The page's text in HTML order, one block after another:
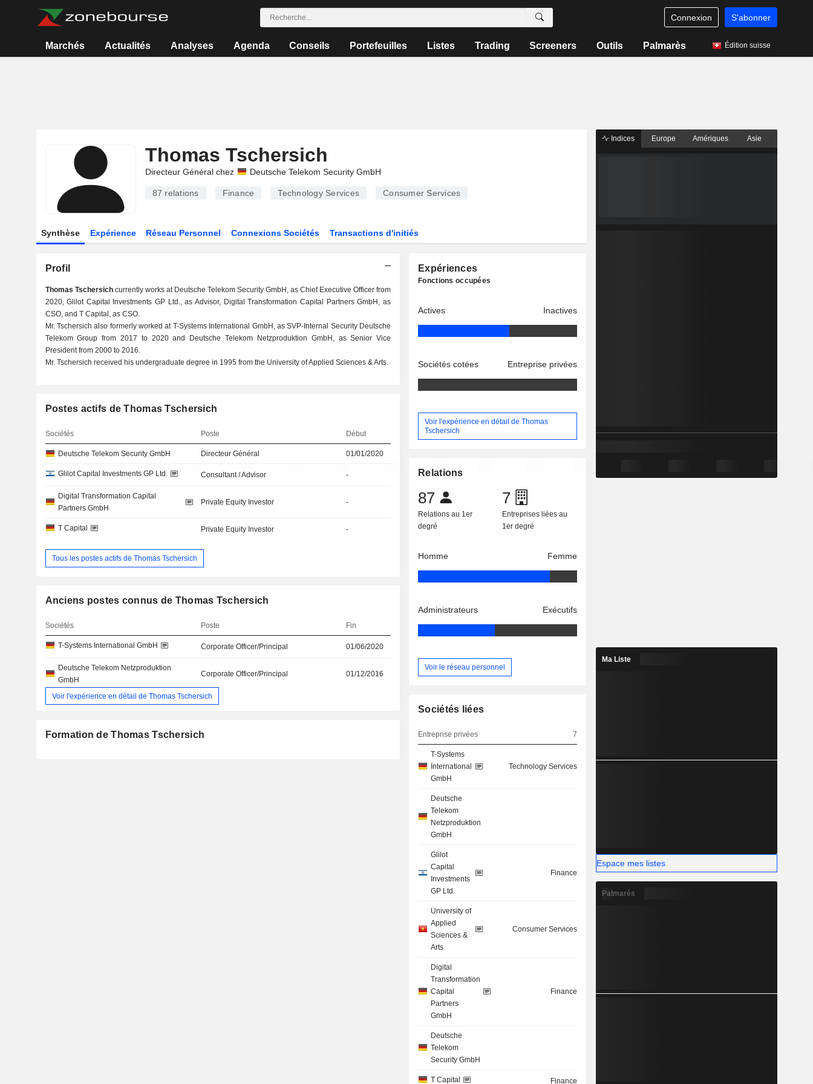
Connexion S'abonner
Marchés Actualités Analyses Agenda Conseils Portefeuilles Listes Trading Screeners Outils Palmarès Édition suisse
Thomas Tschersich
Directeur Général chez Deutsche Telekom Security GmbH
87 relations Finance Technology Services Consumer Services
Synthèse Expérience Réseau Personnel Connexions Sociétés Transactions d'initiés
Profil
Thomas Tschersichcurrently works at Deutsche Telekom Security GmbH, as Chief Executive Officer from
2020, Glilot Capital Investments GP Ltd., as Advisor, Digital Transformation Capital Partners GmbH, as
CSO, and T Capital, as CSO.
Mr. Tschersich also formerly worked at T-Systems International GmbH, as SVP-Internal Security Deutsche
Telekom Group from 2017 to 2020 and Deutsche Telekom Netzproduktion GmbH, as Senior Vice
President from 2000 to 2016.
Mr. Tschersich received his undergraduate degree in 1995 from the University of Applied Sciences & Arts.
Postes actifs de Thomas Tschersich
Sociétés Poste Début
Deutsche Telekom Security GmbH Directeur Général 01/01/2020
Glilot Capital Investments GP Ltd. Consultant / Advisor -
Digital Transformation Capital
Partners GmbH
Private Equity Investor -
T Capital Private Equity Investor -
Tous les postes actifs de Thomas Tschersich
Anciens postes connus de Thomas Tschersich
Sociétés Poste Fin
T-Systems International GmbH Corporate Officer/Principal 01/06/2020
Deutsche Telekom Netzproduktion
GmbH
Corporate Officer/Principal 01/12/2016
Voir l'expérience en détail de Thomas Tschersich
Formation de Thomas Tschersich
Expériences
Fonctions occupées
Actives Inactives
Sociétés cotées Entreprise privées
Voir l'expérience en détail de Thomas
Tschersich
Relations
87
Relations au 1er
degré
7
Entreprises liées au
1er degré
Homme Femme
Administrateurs Exécutifs
Voir le réseau personnel
Sociétés liées
Entreprise privées 7
T-Systems
International
GmbH
Technology Services
Deutsche
Telekom
Netzproduktion
GmbH
Glilot
Capital
Investments
GP Ltd.
Finance
University of
Applied
Sciences &
Arts
Consumer Services
Digital
Transformation
Capital
Partners
GmbH
Finance
Deutsche
Telekom
Security GmbH
T Capital Finance
Indices Europe Amériques Asie
Ma Liste
Espace mes listes
Palmarès